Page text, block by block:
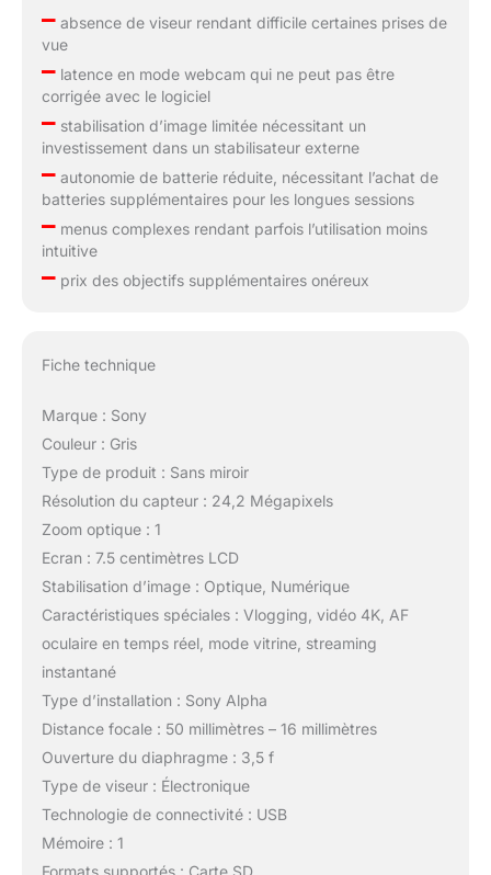
–absence de viseur rendant difficile certaines prises de
vue
–latence en mode webcam qui ne peut pas être
corrigée avec le logiciel
–stabilisation d’image limitée nécessitant un
investissement dans un stabilisateur externe
–autonomie de batterie réduite, nécessitant l’achat de
batteries supplémentaires pour les longues sessions
–menus complexes rendant parfois l’utilisation moins
intuitive
–prix des objectifs supplémentaires onéreux
Fiche technique
Marque : Sony
Couleur : Gris
Type de produit : Sans miroir
Résolution du capteur : 24,2 Mégapixels
Zoom optique : 1
Ecran : 7.5 centimètres LCD
Stabilisation d’image : Optique, Numérique
Caractéristiques spéciales : Vlogging, vidéo 4K, AF
oculaire en temps réel, mode vitrine, streaming
instantané
Type d’installation : Sony Alpha
Distance focale : 50 millimètres – 16 millimètres
Ouverture du diaphragme : 3,5 f
Type de viseur : Électronique
Technologie de connectivité : USB
Mémoire : 1